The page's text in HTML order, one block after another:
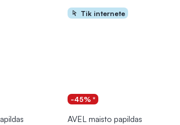
Tik internete
-45% *
AVEL maisto papildas